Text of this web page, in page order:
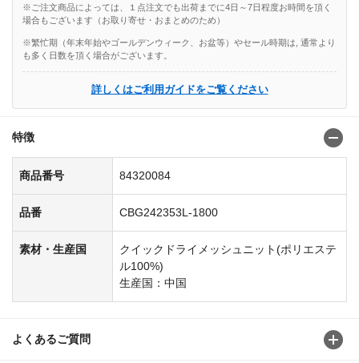
※ご注文商品によっては、１点注文でも出荷までに4日～7日程度お時間を頂く
場合もございます（お取り寄せ・おまとめのため）
※繁忙期（年末年始やゴールデンウィーク、お盆等）やセール時期は, 通常より
も多く日数を頂く場合がございます。
詳しくはご利用ガイドをご覧ください
特徴
商品番号 84320084
品番 CBG242353L-1800
素材・生産国
クイックドライメッシュニット(ポリエステ
ル100%)
生産国：中国
よくあるご質問